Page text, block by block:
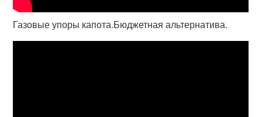
Газовые упоры капота.Бюджетная альтернатива.